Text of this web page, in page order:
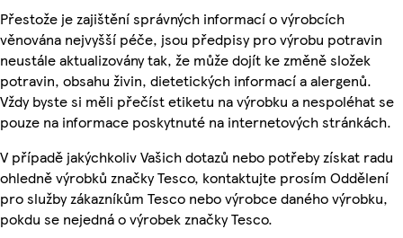
Přestože je zajištění správných informací o výrobcích
věnována nejvyšší péče, jsou předpisy pro výrobu potravin
neustále aktualizovány tak, že může dojít ke změně složek
potravin, obsahu živin, dietetických informací a alergenů.
Vždy byste si měli přečíst etiketu na výrobku a nespoléhat se
pouze na informace poskytnuté na internetových stránkách.
V případě jakýchkoliv Vašich dotazů nebo potřeby získat radu
ohledně výrobků značky Tesco, kontaktujte prosím Oddělení
pro služby zákazníkům Tesco nebo výrobce daného výrobku,
pokdu se nejedná o výrobek značky Tesco.